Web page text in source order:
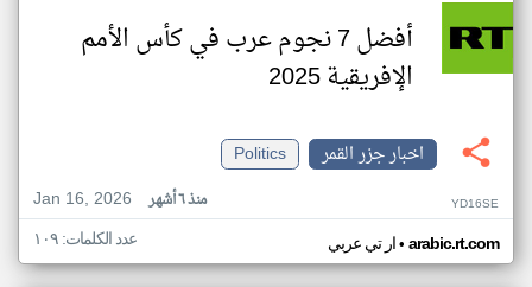
أفضل 7 نجوم عرب في كأس الأمم
الإفريقية 2025
اخبار جزر القمر
Politics
Jan 16, 2026
منذ ٦ أشهر YD16SE
ار تي عربي• arabic.rt.com عدد الكلمات: ١٠٩